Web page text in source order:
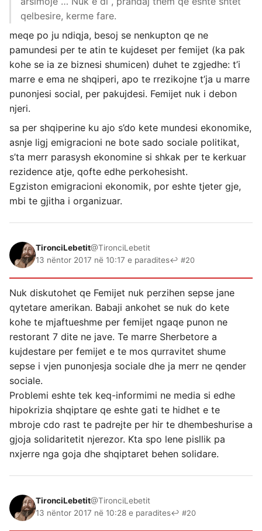
qelbesire, kerme fare.
meqe po ju ndiqja, besoj se nenkupton qe ne
pamundesi per te atin te kujdeset per femijet (ka pak
kohe se ia ze biznesi shumicen) duhet te zgjedhe: t’i
marre e ema ne shqiperi, apo te rrezikojne t’ja u marre
punonjesi social, per pakujdesi. Femijet nuk i debon
njeri.
sa per shqiperine ku ajo s’do kete mundesi ekonomike,
asnje ligj emigracioni ne bote sado sociale politikat,
s’ta merr parasysh ekonomine si shkak per te kerkuar
rezidence atje, qofte edhe perkohesisht.
Egziston emigracioni ekonomik, por eshte tjeter gje,
mbi te gjitha i organizuar.
TironciLebetit@TironciLebetit
13 nëntor 2017 në 10:17 e paradites↩ #20
Nuk diskutohet qe Femijet nuk perzihen sepse jane
qytetare amerikan. Babaji ankohet se nuk do kete
kohe te mjaftueshme per femijet ngaqe punon ne
restorant 7 dite ne jave. Te marre Sherbetore a
kujdestare per femijet e te mos qurravitet shume
sepse i vjen punonjesja sociale dhe ja merr ne qender
sociale.
Problemi eshte tek keq-informimi ne media si edhe
hipokrizia shqiptare qe eshte gati te hidhet e te
mbroje cdo rast te padrejte per hir te dhembeshurise a
gjoja solidaritetit njerezor. Kta spo lene pisllik pa
nxjerre nga goja dhe shqiptaret behen solidare.
TironciLebetit@TironciLebetit
13 nëntor 2017 në 10:28 e paradites↩ #20